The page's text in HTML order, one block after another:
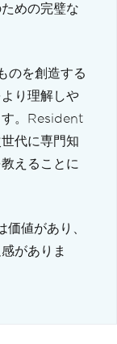
めの完璧な
のを創造する
り理解しや
す。Resident
代に専門知
えることに
値があり、
がありま